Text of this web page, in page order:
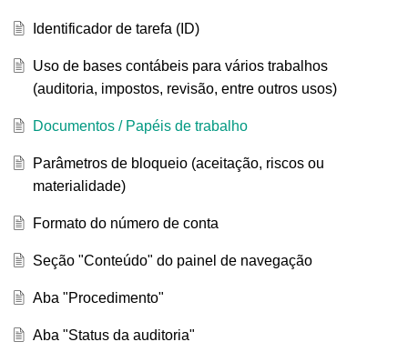
Identificador de tarefa (ID)
Uso de bases contábeis para vários trabalhos
(auditoria, impostos, revisão, entre outros usos)
Documentos / Papéis de trabalho
Parâmetros de bloqueio (aceitação, riscos ou
materialidade)
Formato do número de conta
Seção "Conteúdo" do painel de navegação
Aba "Procedimento"
Aba "Status da auditoria"